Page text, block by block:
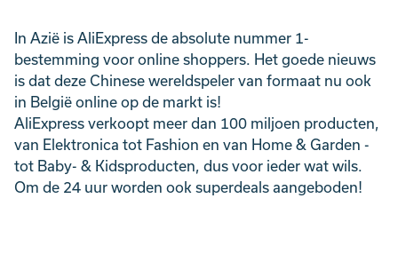
In Azië is AliExpress de absolute nummer 1-
bestemming voor online shoppers. Het goede nieuws
is dat deze Chinese wereldspeler van formaat nu ook
in België online op de markt is!
AliExpress verkoopt meer dan 100 miljoen producten,
van Elektronica tot Fashion en van Home & Garden -
tot Baby- & Kidsproducten, dus voor ieder wat wils.
Om de 24 uur worden ook superdeals aangeboden!